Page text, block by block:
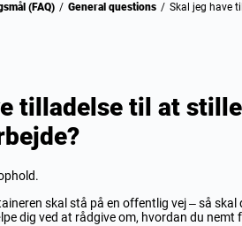
(FAQ) / General questions / Skal jeg
tilladelse til at
skal stå på en offentlig vej – så
dig ved at rådgive om, hvordan du nemt